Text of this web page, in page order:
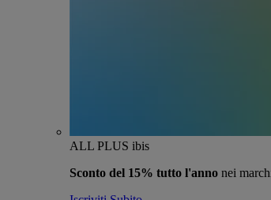
ALL PLUS ibis
Sconto del 15% tutto l'anno nei